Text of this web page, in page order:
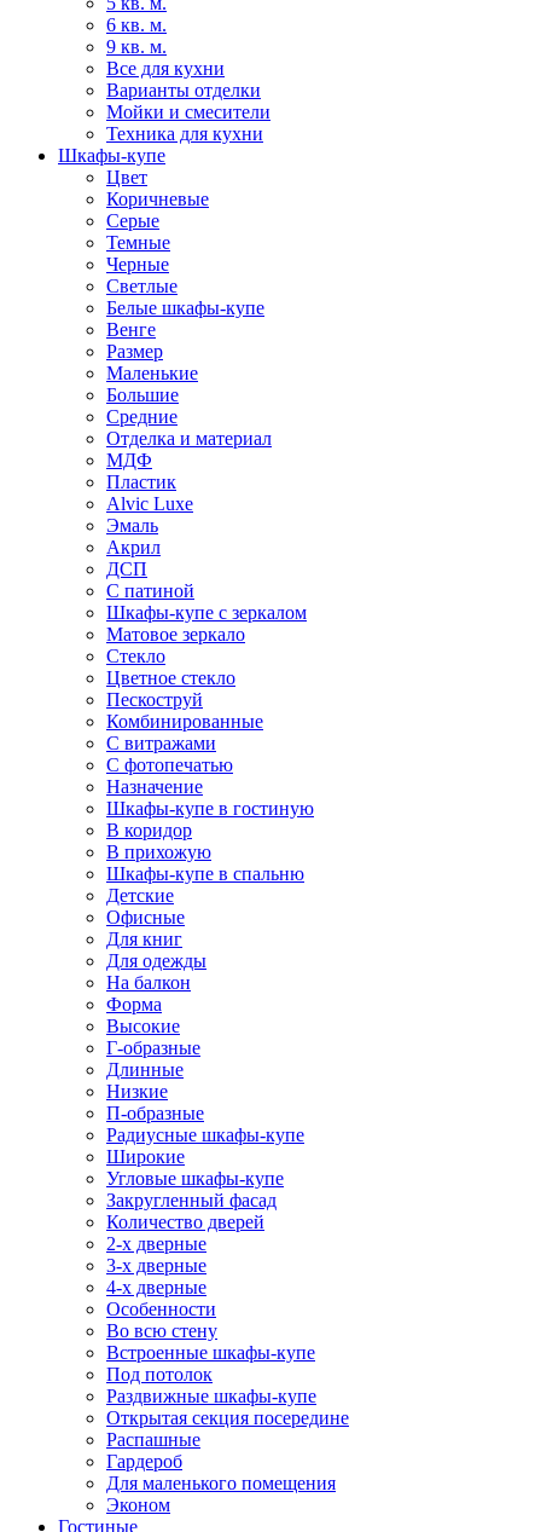
6 кв. м.
9 кв. м.
Все для кухни
Варианты отделки
Мойки и смесители
Техника для кухни
Шкафы-купе
Цвет
Коричневые
Серые
Темные
Черные
Светлые
Белые шкафы-купе
Венге
Размер
Маленькие
Большие
Средние
Отделка и материал
МДФ
Пластик
Alvic Luxe
Эмаль
Акрил
ДСП
С патиной
Шкафы-купе с зеркалом
Матовое зеркало
Стекло
Цветное стекло
Пескоструй
Комбинированные
С витражами
С фотопечатью
Назначение
Шкафы-купе в гостиную
В коридор
В прихожую
Шкафы-купе в спальню
Детские
Офисные
Для книг
Для одежды
На балкон
Форма
Высокие
Г-образные
Длинные
Низкие
П-образные
Радиусные шкафы-купе
Широкие
Угловые шкафы-купе
Закругленный фасад
Количество дверей
2-х дверные
3-х дверные
4-х дверные
Особенности
Во всю стену
Встроенные шкафы-купе
Под потолок
Раздвижные шкафы-купе
Открытая секция посередине
Распашные
Гардероб
Для маленького помещения
Эконом
Гостиные